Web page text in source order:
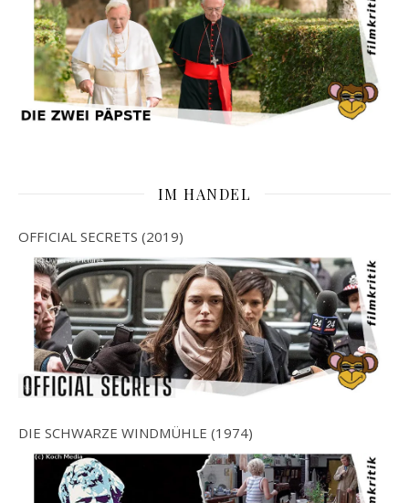
IM HANDEL
OFFICIAL SECRETS (2019)
DIE SCHWARZE WINDMÜHLE (1974)